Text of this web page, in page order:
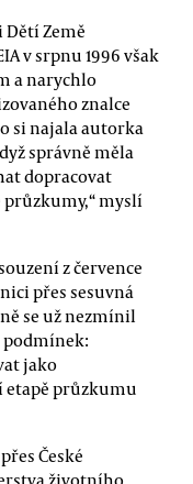
Země
v srpnu 1996 však
a narychlo
znalce
si najala autorka
správně měla
dopracovat
myslí
z července
přes sesuvná
se už nezmínil
podmínek:
jako
etapě průzkumu
České